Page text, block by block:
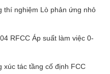
thí nghiệm Lò phản ứng nhỏ
RFCC Áp suất làm việc 0-
xúc tác tầng cố định FCC